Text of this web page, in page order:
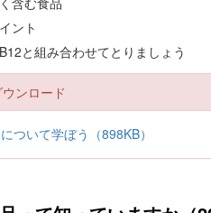
ント
と組み合わせてとりましょう
ダウンロード
ついて学ぼう（898KB）